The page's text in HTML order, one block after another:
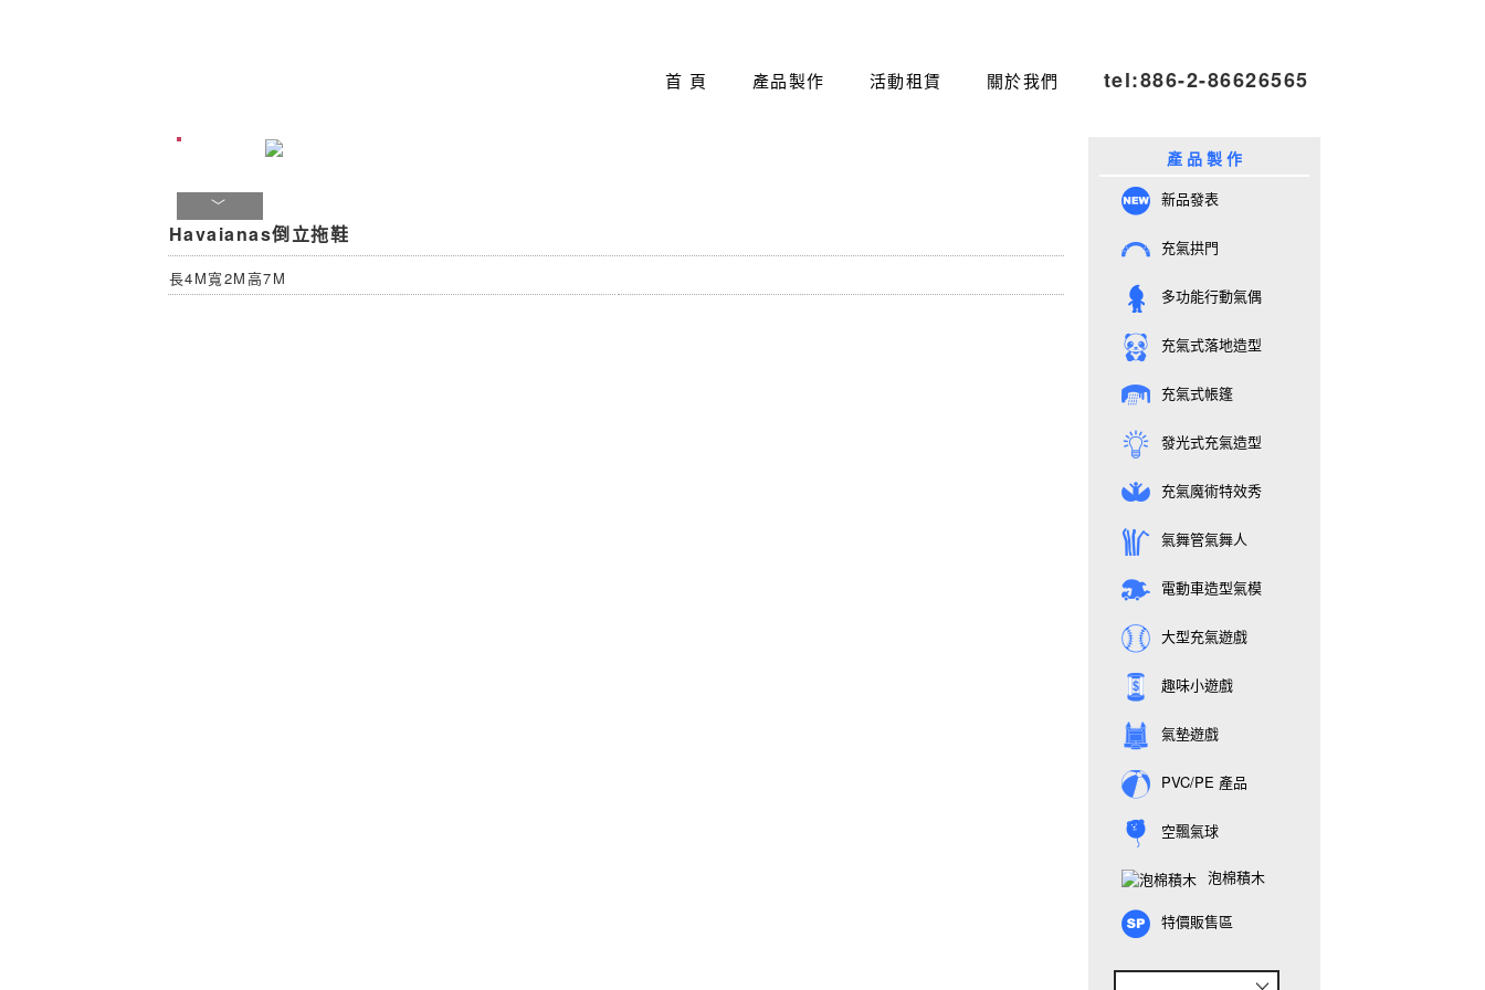
首 頁 產品製作 活動租賃 關於我們 tel:886-2-86626565
Havaianas倒立拖鞋
長4M寬2M高7M
產 品 製 作
新品發表
充氣拱門
多功能行動氣偶
充氣式落地造型
充氣式帳篷
發光式充氣造型
充氣魔術特效秀
氣舞管氣舞人
電動車造型氣模
大型充氣遊戲
趣味小遊戲
氣墊遊戲
PVC/PE 產品
空飄氣球
泡棉積木
特價販售區